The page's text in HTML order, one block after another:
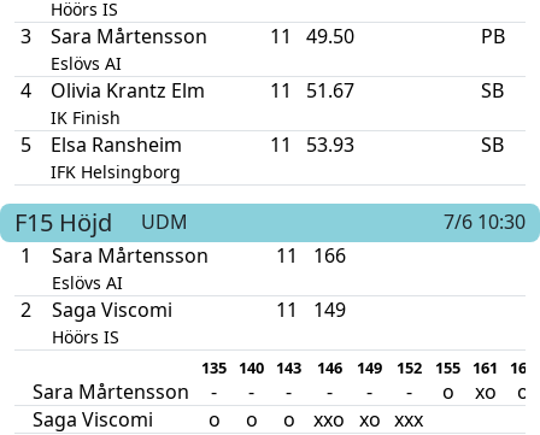
Höörs IS
3 Sara Mårtensson
Eslövs AI
11 49.50 PB
4 Olivia Krantz Elm
IK Finish
11 51.67 SB
5 Elsa Ransheim
IFK Helsingborg
11 53.93 SB
F15 Höjd UDM
7/6 10:30
1
Sara Mårtensson
Eslövs AI
11 166
2 Saga Viscomi
Höörs IS
11 149
135 140 143 146 149 152 155 161 166
Sara Mårtensson - - - - - - o xo
o
Saga Viscomi
o o o xxo xo xxx